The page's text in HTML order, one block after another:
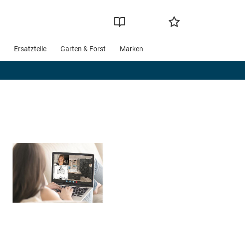
Ersatzteile Garten & Forst Marken